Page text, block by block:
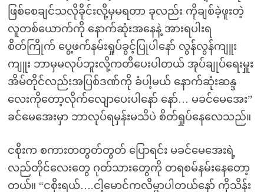
ဖြစ်စေချင်သလိုခိုင်းလို့မှမရတာ ခုလည်း ကိုချစ်ခဲ့ဖူးတဲ့
လူတစ်ယောက်ကို နောက်ဆုံးအနေနဲ့ အားရပါးရ
စိတ်ကြိုက် ပွေ့ဖက်နမ်းရှုပ်ခွင့်ပြုပါနော် လွန်လွန်ကျူး
ကျူး ဘာမှမလုပ်ဘူးလို့ကတိပေးပါတယ် အုပ်ချုပ်ရေးမှူး
အိမ်တိုင်လည်းအပြစ်ဒဏ်ကို ခံပါ့မယ် နောက်ဆုံးဆန္ဒ
လေးကိုတော့လိုက်လျောပေးပါနော် နော်… မခင်မေအေး”
ခင်မေအေးမှာ ဘာလုပ်ရမှန်းမသိပဲ စိတ်ရှုပ်နေလေသည်။
ငစိုးက စကားတတွတ်တွတ် ပြောရင်း မခင်မေအေးရဲ့
လည်တိုင်လေးတွေ ဂုတ်သားတွေကို တရစမ်နမ်းနေတော့
တယ်။ “ငစိုးရယ်….ငါ့မောင်ကလိမ္မာပါတယ်နော် ကိုသိန်း